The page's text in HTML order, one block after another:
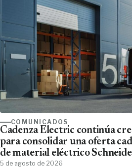
COMUNICADOS
Cadenza Electric continúa
para consolidar una oferta
de material eléctrico
5 de agosto de 2026